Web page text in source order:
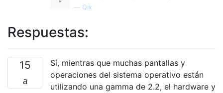
— Qix
Respuestas:
15
Sí, mientras que muchas pantallas y
operaciones del sistema operativo están
utilizando una gamma de 2.2, el hardware y